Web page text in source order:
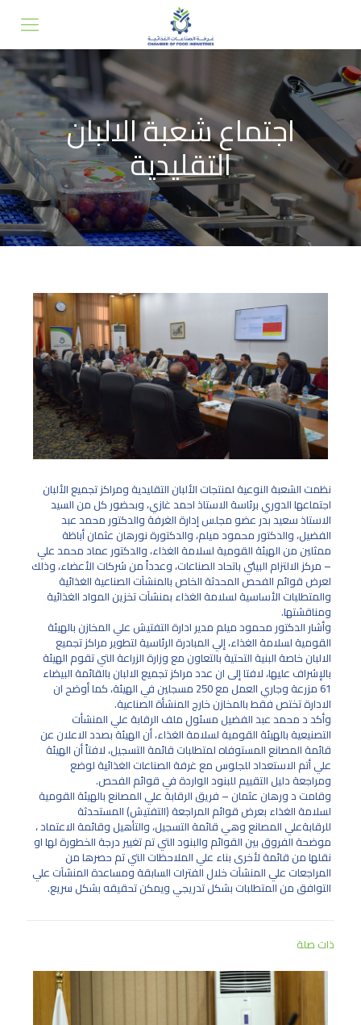
اجتماع شعبة الالبان
التقليدية
نظمت الشعبة النوعية لمنتجات الألبان التقليدية ومراكز تجميع الألبان
اجتماعها الدوري برئاسة الاستاذ احمد غازي، وبحضور كل من السيد
الاستاذ سعيد بدر عضو مجلس إدارة الغرفة والدكتور محمد عبد
الفضيل، والدكتور محمود ميلم، والدكتورة نورهان عثمان أباظة
ممثلين من الهيئة القومية لسلامة الغذاء، والدكتور عماد محمد علي
– مركز الالتزام البيئي باتحاد الصناعات، وعدداً من شركات الأعضاء، وذلك
لعرض قوائم الفحص المحدثة الخاص بالمنشآت الصناعية الغذائية
والمتطلبات الأساسية لسلامة الغذاء بمنشآت تخزين المواد الغذائية
ومناقشتها.
وأشار الدكتور محمود ميلم مدير ادارة التفتيش علي المخازن بالهيئة
القومية لسلامة الغذاء، إلي المبادرة الرئاسية لتطوير مراكز تجميع
الالبان خاصة البنية التحتية بالتعاون مع وزارة الزراعة التي تقوم الهيئة
بالإشراف عليها، لافتا إلى ان عدد مراكز تجميع الالبان بالقائمة البيضاء
61 مزرعة وجاري العمل مع 250 مسجلين في الهيئة، كما أوضح ان
الادارة تختص فقط بالمخازن خارج المنشأة الصناعية.
وأكد د محمد عبد الفضيل مسئول ملف الرقابة علي المنشأت
التصنيعية بالهيئة القومية لسلامة الغذاء، أن الهيئة بصدد الاعلان عن
قائمة المصانع المستوفاه لمتطلبات قائمة التسجيل، لافتاً أن الهيئة
علي أتم الاستعداد للجلوس مع غرفة الصناعات الغذائية لوضع
ومراجعة دليل التقييم للبنود الواردة في قوائم الفحص.
وقامت د ورهان عثمان – فريق الرقابة علي المصانع بالهيئة القومية
لسلامة الغذاء بعرض قوائم المراجعة (التفتيش) المستحدثة
للرقابةعلي المصانع وهي قائمة التسجيل، والتأهيل وقائمة الاعتماد ،
موضحة الفروق بين القوائم والبنود التي تم تغيير درجة الخطورة لها او
نقلها من قائمة لأخرى بناء علي الملاحظات التي تم حصرها من
المراجعات علي المنشآت خلال الفترات السابقة ومساعدة المنشآت علي
التوافق من المتطلبات بشكل تدريجي ويمكن تحقيقه بشكل سريع.
ذات صلة